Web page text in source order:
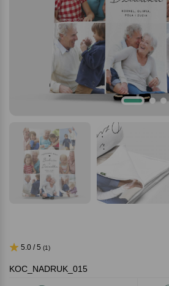
KOC_NADRUK_015
5.0 / 5 (1)